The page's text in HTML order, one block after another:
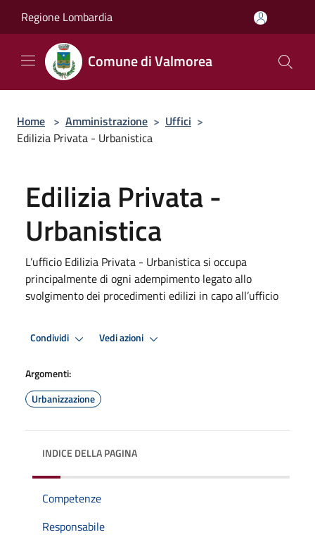
Regione Lombardia
Comune di Valmorea
Home > Amministrazione > Uffici >
Edilizia Privata - Urbanistica
Edilizia Privata -
Urbanistica
L’ufficio Edilizia Privata - Urbanistica si occupa
principalmente di ogni adempimento legato allo
svolgimento dei procedimenti edilizi in capo all’ufficio
Condividi Vedi azioni
Argomenti:
Urbanizzazione
INDICE DELLA PAGINA
Competenze
Responsabile